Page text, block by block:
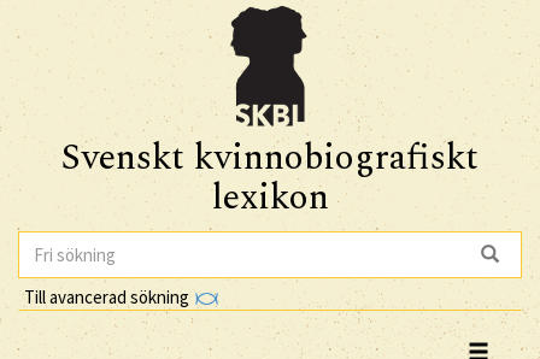
Svenskt kvinnobiografiskt
lexikon
Till avancerad sökning